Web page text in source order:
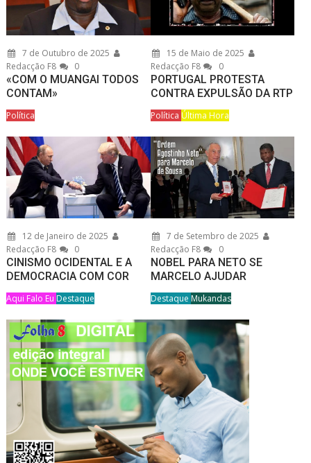
7 de Outubro de 2025
Redacção F8
0
«COM O MUANGAI TODOS
CONTAM»
Política
15 de Maio de 2025
Redacção F8
0
PORTUGAL PROTESTA
CONTRA EXPULSÃO DA RTP
Política Última Hora
12 de Janeiro de 2025
Redacção F8
0
CINISMO OCIDENTAL E A
DEMOCRACIA COM COR
Aqui Falo Eu Destaque
7 de Setembro de 2025
Redacção F8
0
NOBEL PARA NETO SE
MARCELO AJUDAR
Destaque Mukandas